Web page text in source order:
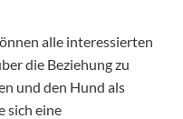
alle interessierten
die Beziehung zu
und den Hund als
sich eine